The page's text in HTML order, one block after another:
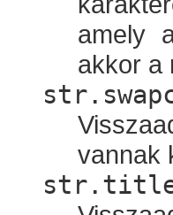
amely
akkor a
vannak